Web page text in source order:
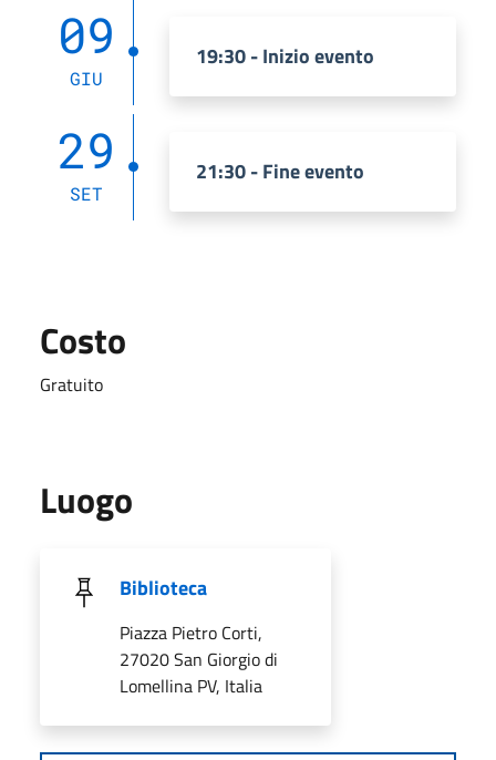
09
GIU
19:30 - Inizio evento
29
SET
21:30 - Fine evento
Costo
Gratuito
Luogo
Biblioteca
Piazza Pietro Corti,
27020 San Giorgio di
Lomellina PV, Italia